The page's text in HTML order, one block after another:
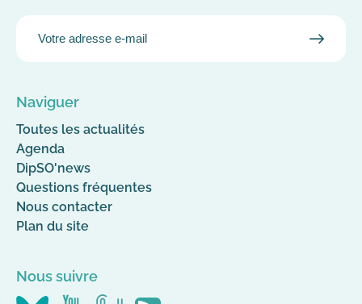
Naviguer
Toutes les actualités
Agenda
DipSO'news
Questions fréquentes
Nous contacter
Plan du site
Nous suivre